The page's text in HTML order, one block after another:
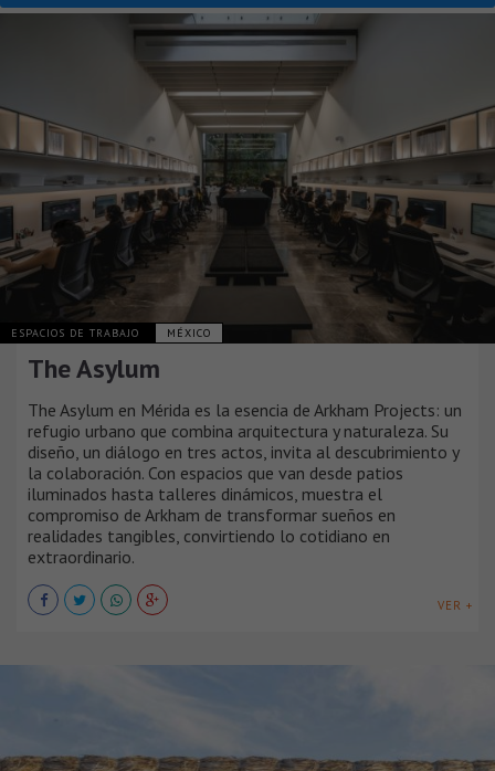
ESPACIOS DE TRABAJO MÉXICO
The Asylum
The Asylum en Mérida es la esencia de Arkham Projects: un
refugio urbano que combina arquitectura y naturaleza. Su
diseño, un diálogo en tres actos, invita al descubrimiento y
la colaboración. Con espacios que van desde patios
iluminados hasta talleres dinámicos, muestra el
compromiso de Arkham de transformar sueños en
realidades tangibles, convirtiendo lo cotidiano en
extraordinario.
VER +